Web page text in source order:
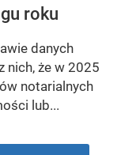
roku
danych
nich, że w 2025
notarialnych
lub...